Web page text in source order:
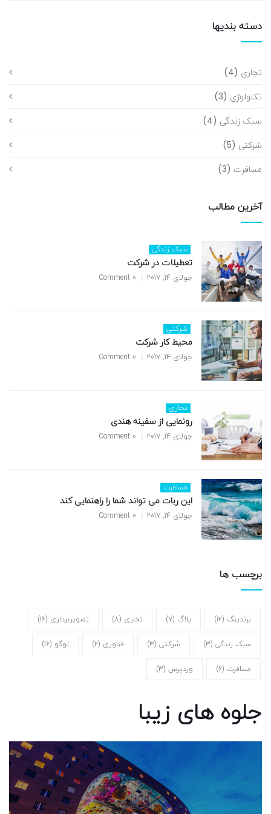
دسته بندیها
تجاری (4)
تکنولوژی (3)
سبک زندگی (4)
شرکتی (5)
مسافرت (3)
آخرین مطالب
سبک زندگی
تعطیلات در شرکت
جولای 14, 2017 0 Comment
شرکتی
محیط کار شرکت
جولای 14, 2017 0 Comment
تجاری
رونمایی از سفینه هندی
جولای 14, 2017 0 Comment
مسافرت
این ربات می تواند شما را راهنمایی کند
جولای 14, 2017 0 Comment
برچسب ها
برندینگ (12) بلاگ (7) تجاری (8) تصویربرداری (16)
سبک زندگی (3) شرکتی (3) فناوری (2) لوگو (16)
مسافرت (6) وردپرس (3)
جلوه های زیبا